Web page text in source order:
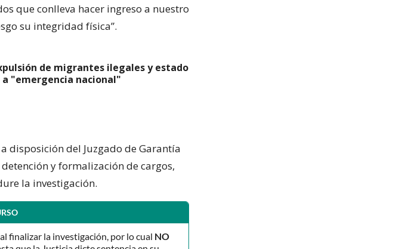
que conlleva hacer ingreso a nuestro
su integridad física”.
de migrantes ilegales y estado
"emergencia nacional"
disposición del Juzgado de Garantía
y formalización de cargos,
la investigación.
finalizar la investigación, por lo cual NO